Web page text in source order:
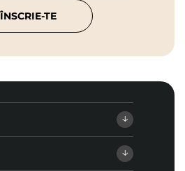
ÎNSCRIE-TE